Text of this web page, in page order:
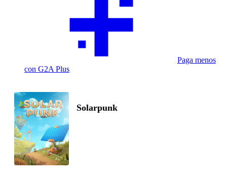
Paga menos
con G2A Plus
Solarpunk